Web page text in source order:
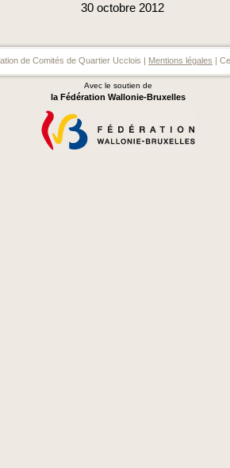
30 octobre 2012
de Comités de Quartier Ucclois | Mentions légales |
Avec le soutien de
la Fédération Wallonie-Bruxelles